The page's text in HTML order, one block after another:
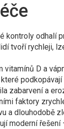
kontroly odhalí
tvoří rychleji,
D a
zabarvení a
faktory
a dlouhodobě
moderní